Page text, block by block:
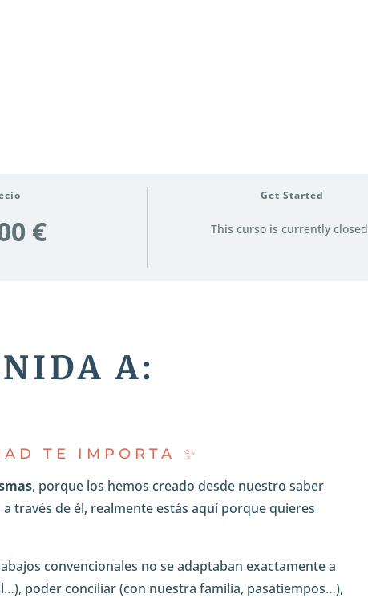
€
Get Started
This curso is currently closed
A:
TE IMPORTA ✨
, porque los hemos creado desde nuestro saber
través de él, realmente estás aquí porque quieres
convencionales no se adaptaban exactamente a
poder conciliar (con nuestra familia, pasatiempos…),